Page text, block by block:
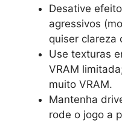
Desative
agressivos
quiser clareza
Use texturas
VRAM
muito VRAM.
Mantenha
rode o jogo a